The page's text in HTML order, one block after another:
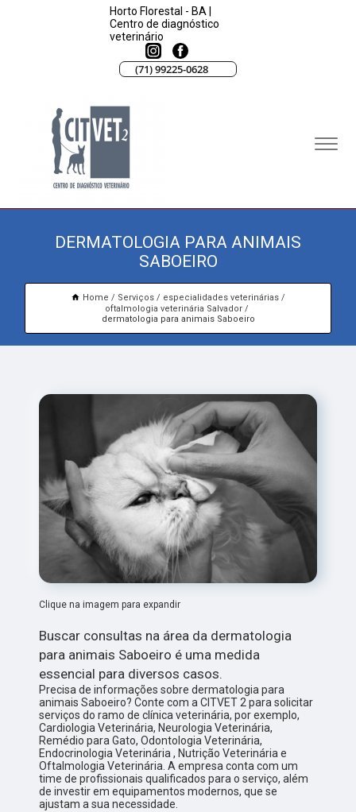
Horto Florestal - BA |
Centro de diagnóstico
veterinário
(71) 99225-0628
DERMATOLOGIA PARA ANIMAIS
SABOEIRO
Home Serviços
especialidades veterinárias
oftalmologia veterinária Salvador
dermatologia para animais Saboeiro
Clique na imagem para expandir
Buscar consultas na área da dermatologia
para animais Saboeiro é uma medida
essencial para diversos casos.
Precisa de informações sobre dermatologia para
animais Saboeiro? Conte com a CITVET 2 para solicitar
serviços do ramo de clínica veterinária, por exemplo,
Cardiologia Veterinária, Neurologia Veterinária,
Remédio para Gato, Odontologia Veterinária,
Endocrinologia Veterinária , Nutrição Veterinária e
Oftalmologia Veterinária. A empresa conta com um
time de profissionais qualificados para o serviço, além
de investir em equipamentos modernos, que se
ajustam a sua necessidade.